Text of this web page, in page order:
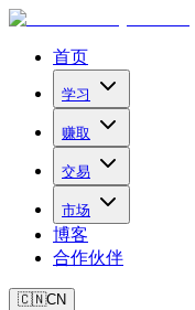
首页
学习
赚取
交易
市场
博客
合作伙伴
🇨🇳CN